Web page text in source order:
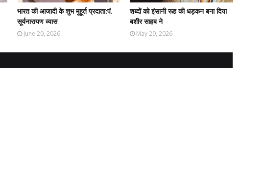
भारत की आजादी के शुभ मुहूर्त प्रदाता:पंं.
सूर्यनारायण व्यास
June 20, 2026
शब्दों को इंसानी रूह की धड़कन बना दिया
बशीर साहब ने
May 29, 2026